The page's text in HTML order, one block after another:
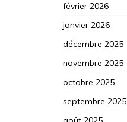
février 2026
janvier 2026
décembre 2025
novembre 2025
octobre 2025
septembre 2025